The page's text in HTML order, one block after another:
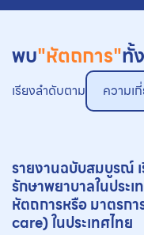
พบ"หัตถการ"ทั้
เรียงลำดับตาม ความเ
รายงานฉบับสมบูรณ์
รักษาพยาบาลในประ
หัตถการหรือ มาตรก
care) ในประเทศไทย